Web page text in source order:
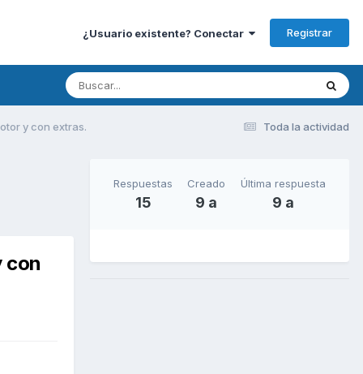
¿Usuario existente? Conectar Registrar
Toda la actividad
y con extras.
con
Respuestas
15
Creado
9 a
Última respuesta
9 a